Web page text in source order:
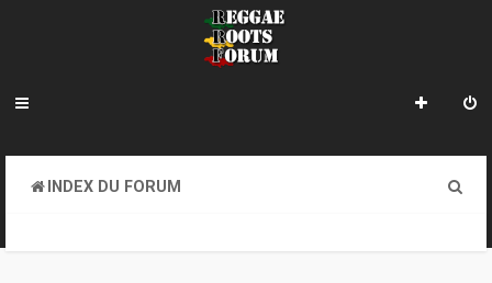
INDEX DU FORUM